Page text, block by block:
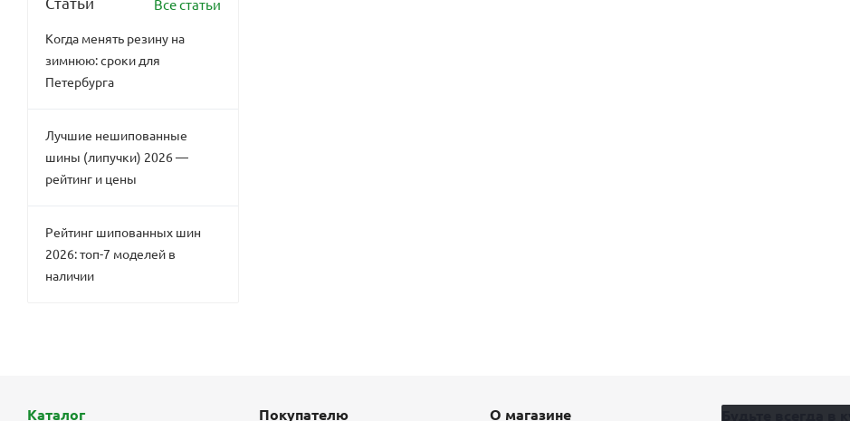
Все статьи
Когда менять резину на
зимнюю: сроки для
Петербурга
Лучшие нешипованные
шины (липучки) 2026 —
рейтинг и цены
Рейтинг шипованных шин
2026: топ-7 моделей в
наличии
Каталог Покупателю О магазине